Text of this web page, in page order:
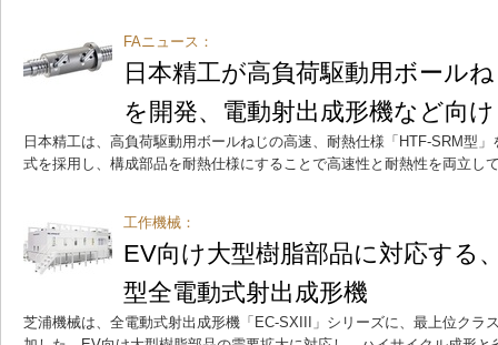
FAニュース：
日本精工が高負荷駆動用ボール
を開発、電動射出成形機など向け
日本精工は、高負荷駆動用ボールねじの高速、耐熱仕様「HTF-SRM型
式を採用し、構成部品を耐熱仕様にすることで高速性と耐熱性を両立し
工作機械：
EV向け大型樹脂部品に対応する
型全電動式射出成形機
芝浦機械は、全電動式射出成形機「EC-SXIII」シリーズに、最上位クラ